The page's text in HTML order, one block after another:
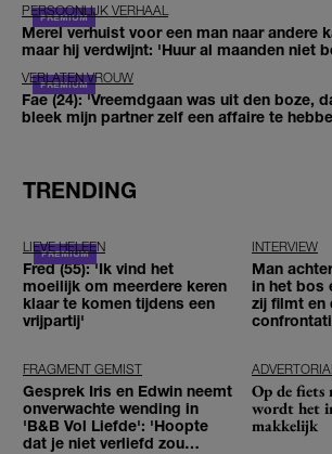
PERSOONLIJK VERHAAL
Merel verhuist voor een man naar andere
maar hij verdwijnt: 'Huur al maanden niet
VERLATEN VROUW
Fae (24): 'Vreemdgaan was uit den boze,
bleek mijn partner zelf een affaire te
TRENDING
LIEVE HELEEN
Fred (55): 'Ik vind het
moeilijk om meerdere keren
klaar te komen tijdens een
vrijpartij'
INTERVIEW
Man
in het bos
zij filmt en
FRAGMENT GEMIST
Gesprek Iris en Edwin neemt
onverwachte wending in
'B&B Vol Liefde': 'Hoopte
dat je niet verliefd zou
Op de fiets
wordt het
makkelijk